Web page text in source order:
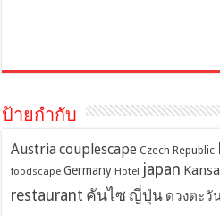
ป้ายกำกับ
Austriacouplescape Czech Republic
foodscape Germany Hotel japan
restaurant คันไซ ญี่ปุ่น ดวงตะวั